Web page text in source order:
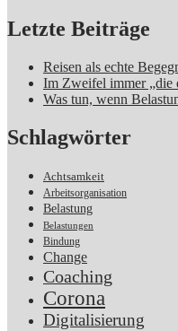
Letzte Beiträge
Reisen als echte
Im Zweifel immer „die
Was tun, wenn
Schlagwörter
Achtsamkeit
Arbeitsorganisation
Belastung
Belastungen
Bindung
Change
Coaching
Corona
Digitalisierung